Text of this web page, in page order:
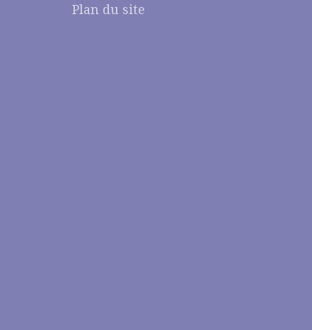
Plan du site